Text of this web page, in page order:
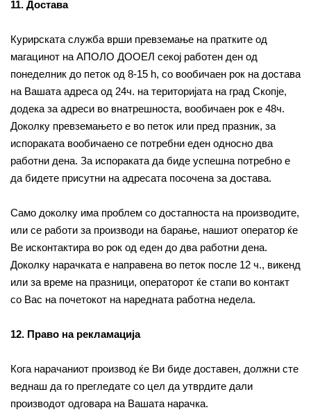
11. Достава
Курирската служба врши превземање на пратките од
магацинот на АПОЛО ДООЕЛ секој работен ден од
понеделник до петок од 8-15 h, со вообичаен рок на достава
на Вашата адреса од 24ч. на територијата на град Скопје,
додека за адреси во внатрешноста, вообичаен рок е 48ч.
Доколку превземањето е во петок или пред празник, за
испораката вообичаено се потребни еден односно два
работни дена. За испораката да биде успешна потребно е
да бидете присутни на адресата посочена за достава.
Само доколку има проблем со достапноста на производите,
или се работи за производи на барање, нашиот оператор ќе
Ве исконтактира во рок од еден до два работни дена.
Доколку нарачката е направена во петок после 12 ч., викенд
или за време на празници, операторот ќе стапи во контакт
со Вас на почетокот на наредната работна недела.
12. Право на рекламација
Кога нарачаниот производ ќе Ви биде доставен, должни сте
веднаш да го прегледате со цел да утврдите дали
производот одговара на Вашата нарачка.